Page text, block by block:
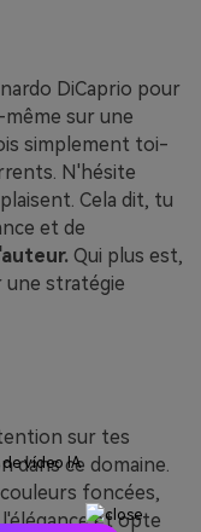
DiCaprio pour
sur une
simplement toi-
N'hésite
Cela dit, tu
et de
Qui plus est,
une stratégie
sur tes
dans ce domaine.
foncées,
et opte